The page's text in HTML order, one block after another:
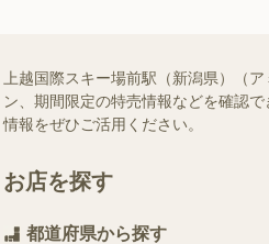
上越国際スキー場前駅（新潟県）（
ン、期間限定の特売情報などを確認
情報をぜひご活用ください。
お店を探す
都道府県から探す